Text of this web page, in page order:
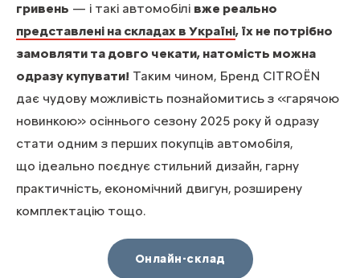
гривень — і такі автомобілі вже реально
представлені на складах в Україні, їх не потрібно
замовляти та довго чекати, натомість можна
одразу купувати! Таким чином, Бренд CITROЁN
дає чудову можливість познайомитись з «гарячою
новинкою» осіннього сезону 2025 року й одразу
стати одним з перших покупців автомобіля,
що ідеально поєднує стильний дизайн, гарну
практичність, економічний двигун, розширену
комплектацію тощо.
Онлайн-склад